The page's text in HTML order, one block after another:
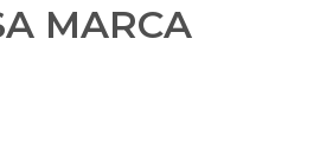
MARCA